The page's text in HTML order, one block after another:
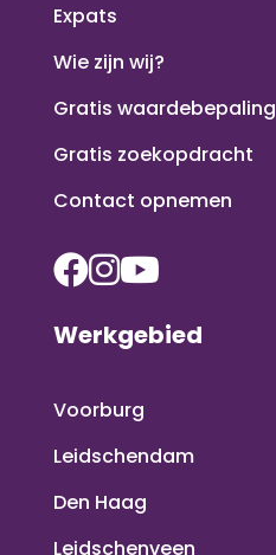
Expats
Wie zijn wij?
Gratis waardebepaling
Gratis zoekopdracht
Contact opnemen
Werkgebied
Voorburg
Leidschendam
Den Haag
Leidschenveen